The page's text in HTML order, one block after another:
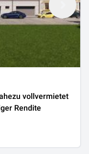
vollvermietet
Rendite